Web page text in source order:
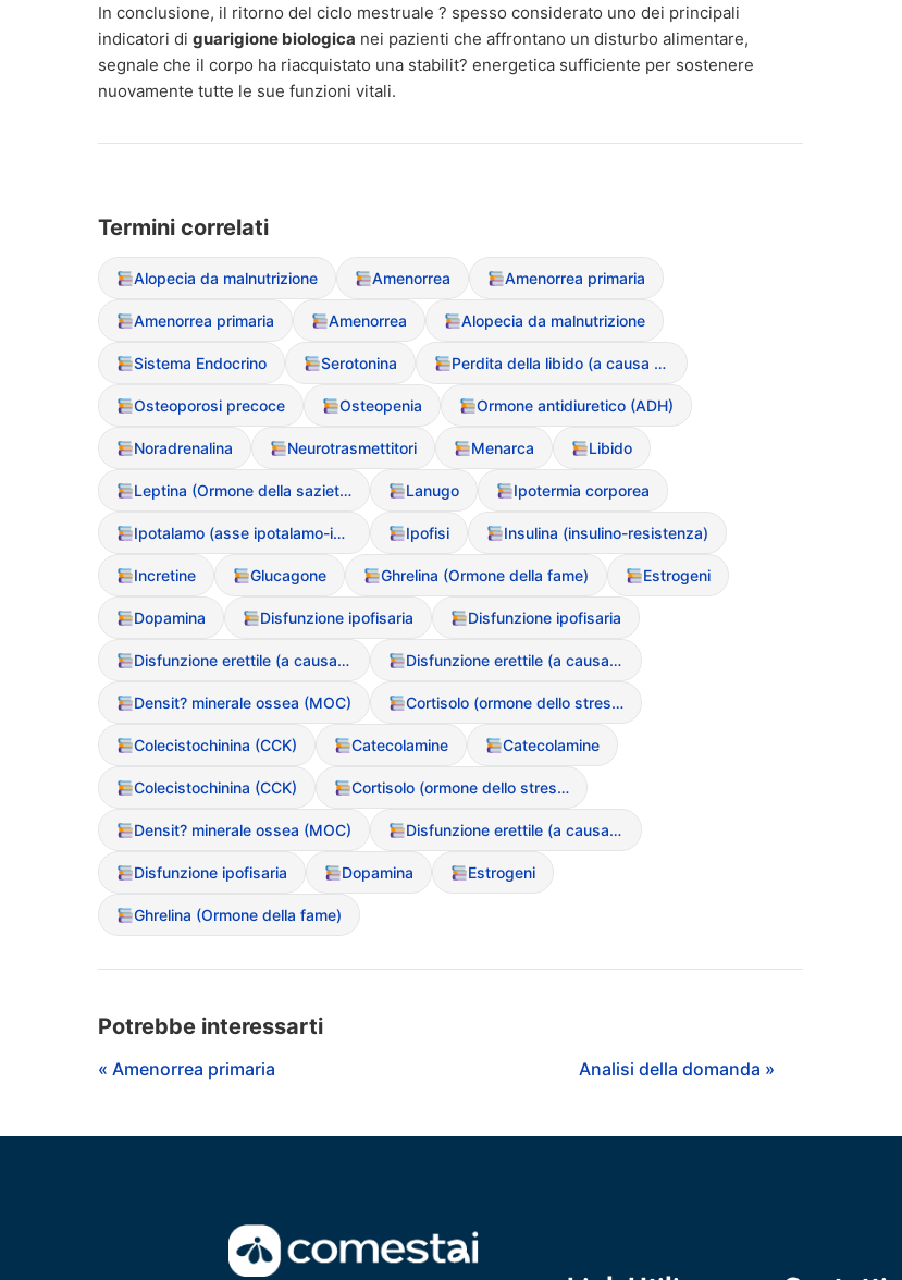
In conclusione, il ritorno del ciclo mestruale ? spesso considerato uno dei principali
indicatori di guarigione biologica nei pazienti che affrontano un disturbo alimentare,
segnale che il corpo ha riacquistato una stabilit? energetica sufficiente per sostenere
nuovamente tutte le sue funzioni vitali.
Termini correlati
Alopecia da malnutrizione Amenorrea Amenorrea primaria
Amenorrea primaria Amenorrea Alopecia da malnutrizione
Sistema Endocrino Serotonina Perdita della libido (a causa sei DCA)
Osteoporosi precoce Osteopenia Ormone antidiuretico (ADH)
Noradrenalina Neurotrasmettitori Menarca Libido
Leptina (Ormone della saziet?) Lanugo Ipotermia corporea
Ipotalamo (asse ipotalamo-ipofisi-gonadi) Ipofisi Insulina (insulino-resistenza)
Incretine Glucagone Ghrelina (Ormone della fame) Estrogeni
Dopamina Disfunzione ipofisaria Disfunzione ipofisaria
Disfunzione erettile (a causa dei DCA negli uomini) Disfunzione erettile (a causa dei DCA negli uomini)
Densit? minerale ossea (MOC) Cortisolo (ormone dello stress)
Colecistochinina (CCK) Catecolamine Catecolamine
Colecistochinina (CCK) Cortisolo (ormone dello stress)
Densit? minerale ossea (MOC) Disfunzione erettile (a causa dei DCA negli uomini)
Disfunzione ipofisaria Dopamina Estrogeni
Ghrelina (Ormone della fame)
Potrebbe interessarti
« Amenorrea primaria Analisi della domanda »